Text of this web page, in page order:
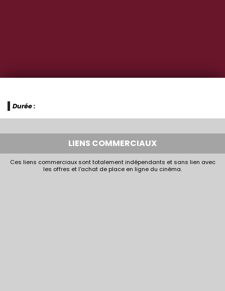
Durée :
LIENS COMMERCIAUX
Ces liens commerciaux sont totalement indépendants et sans lien avec
les offres et l'achat de place en ligne du cinéma.